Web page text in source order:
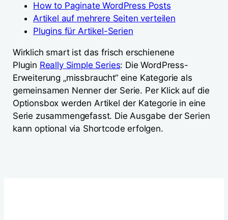
How to Paginate WordPress Posts
Artikel auf mehrere Seiten verteilen
Plugins für Artikel-Serien
Wirklich smart ist das frisch erschienene
Plugin Really Simple Series: Die WordPress-
Erweiterung „missbraucht“ eine Kategorie als
gemeinsamen Nenner der Serie. Per Klick auf die
Optionsbox werden Artikel der Kategorie in eine
Serie zusammengefasst. Die Ausgabe der Serien
kann optional via Shortcode erfolgen.